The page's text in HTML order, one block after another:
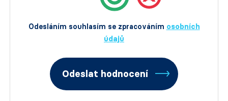
Odesláním souhlasím se zpracováním osobních
údajů
Odeslat hodnocení